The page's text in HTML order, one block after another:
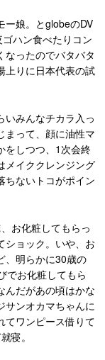
ー娘。とglobeのDV
ハン食べたりコン
なったのでバタバタ
上りに日本代表の試
いみんなチカラ入っ
まって、顔に油性マ
をしつつ、1次会終
メイククレンジング
ちないトコがポイン
お化粧してもらっ
ショック。いや、お
、明らかに30歳の
でお化粧してもら
んだがあの頃はかな
サンオカマちゃんに
てワンピース借りて
寝。